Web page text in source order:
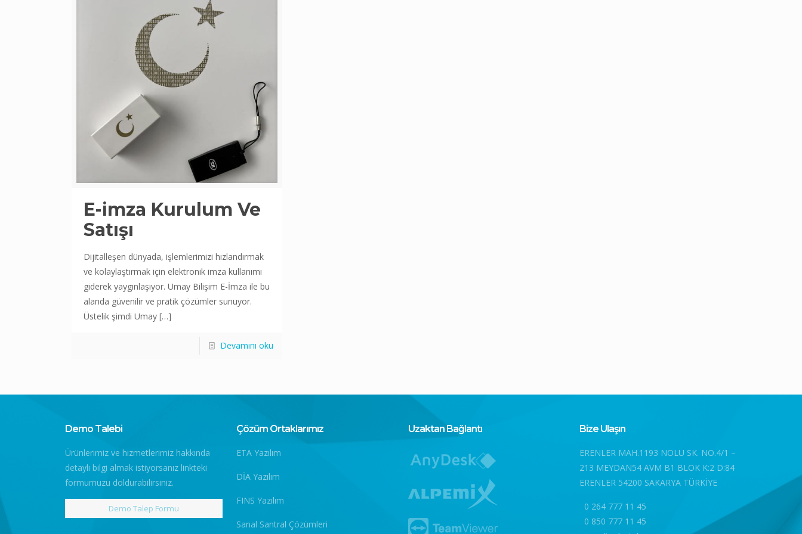
E-imza Kurulum Ve
Satışı
Dijitalleşen dünyada, işlemlerimizi hızlandırmak
ve kolaylaştırmak için elektronik imza kullanımı
giderek yaygınlaşıyor. Umay Bilişim E-İmza ile bu
alanda güvenilir ve pratik çözümler sunuyor.
Üstelik şimdi Umay[…]
Devamını oku
Demo Talebi
Ürünlerimiz ve hizmetlerimiz hakkında
detaylı bilgi almak istiyorsanız linkteki
formumuzu doldurabilirsiniz.
Demo Talep Formu
Çözüm Ortaklarımız
ETA Yazılım
DİA Yazılım
FINS Yazılım
Sanal Santral Çözümleri
Uzaktan Bağlantı Bize Ulaşın
ERENLER MAH.1193 NOLU SK. NO.4/1 –
213 MEYDAN54 AVM B1 BLOK K:2 D:84
ERENLER 54200 SAKARYA TÜRKİYE
0 264 777 11 45
0 850 777 11 45